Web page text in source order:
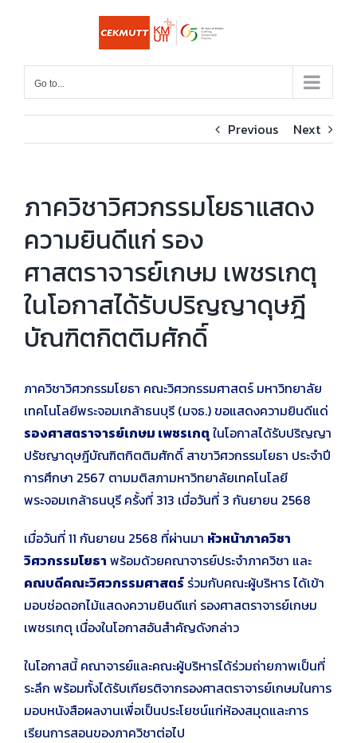
Go to...
Previous Next
ภาควิชาวิศวกรรมโยธาแสดง
ความยินดีแก่ รอง
ศาสตราจารย์เกษม เพชรเกตุ
ในโอกาสได้รับปริญญาดุษฎี
บัณฑิตกิตติมศักดิ์
ภาควิชาวิศวกรรมโยธา คณะวิศวกรรมศาสตร์ มหาวิทยาลัย
เทคโนโลยีพระจอมเกล้าธนบุรี (มจธ.) ขอแสดงความยินดีแด่
รองศาสตราจารย์เกษม เพชรเกตุในโอกาสได้รับปริญญา
ปรัชญาดุษฎีบัณฑิตกิตติมศักดิ์ สาขาวิศวกรรมโยธา ประจำปี
การศึกษา 2567 ตามมติสภามหาวิทยาลัยเทคโนโลยี
พระจอมเกล้าธนบุรี ครั้งที่ 313 เมื่อวันที่ 3 กันยายน 2568
เมื่อวันที่ 11 กันยายน 2568 ที่ผ่านมา หัวหน้าภาควิชา
วิศวกรรมโยธา พร้อมด้วยคณาจารย์ประจำภาควิชา และ
คณบดีคณะวิศวกรรมศาสตร์ ร่วมกับคณะผู้บริหาร ได้เข้า
มอบช่อดอกไม้แสดงความยินดีแก่ รองศาสตราจารย์เกษม
เพชรเกตุ เนื่องในโอกาสอันสำคัญดังกล่าว
ในโอกาสนี้ คณาจารย์และคณะผู้บริหารได้ร่วมถ่ายภาพเป็นที่
ระลึก พร้อมทั้งได้รับเกียรติจากรองศาสตราจารย์เกษมในการ
มอบหนังสือผลงานเพื่อเป็นประโยชน์แก่ห้องสมุดและการ
เรียนการสอนของภาควิชาต่อไป